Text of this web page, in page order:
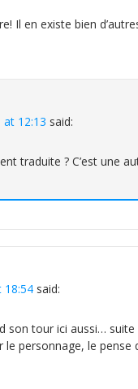
Il en existe bien
12:13 said:
traduite ? C’est une
18:54 said:
son tour ici aussi… suite
personnage, le pense